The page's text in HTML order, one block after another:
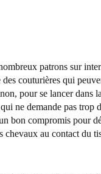
patrons sur
couturières qui
pour se lancer dans
ne demande pas trop
bon compromis pour
chevaux au contact du